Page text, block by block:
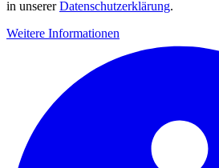
in unsererDatenschutzerklärung.
Weitere Informationen